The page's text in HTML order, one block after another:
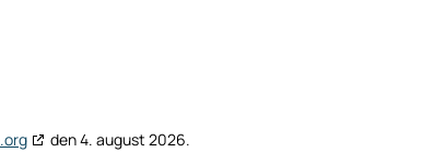
den 4. august 2026.